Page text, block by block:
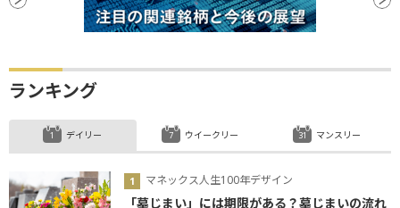
ランキング
デイリー
マネックス人生100年デザイン
「墓じまい」には期限がある？墓じまいの流れ
ウイークリー マンスリー